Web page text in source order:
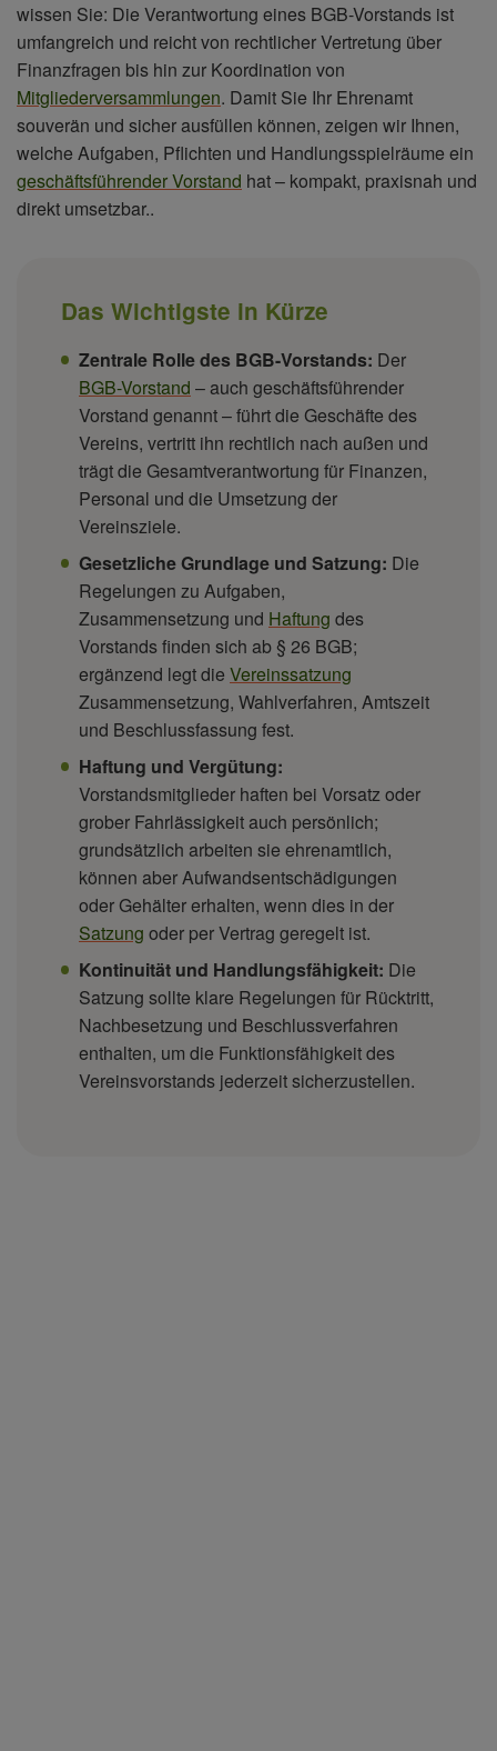
wissen Sie: Die Verantwortung eines BGB-Vorstands ist
umfangreich und reicht von rechtlicher Vertretung über
Finanzfragen bis hin zur Koordination von
Mitgliederversammlungen. Damit Sie Ihr Ehrenamt
souverän und sicher ausfüllen können, zeigen wir Ihnen,
welche Aufgaben, Pflichten und Handlungsspielräume ein
geschäftsführender Vorstand hat – kompakt, praxisnah und
direkt umsetzbar..
Das Wichtigste in Kürze
Zentrale Rolle des BGB-Vorstands: Der
BGB-Vorstand – auch geschäftsführender
Vorstand genannt – führt die Geschäfte des
Vereins, vertritt ihn rechtlich nach außen und
trägt die Gesamtverantwortung für Finanzen,
Personal und die Umsetzung der
Vereinsziele.
Gesetzliche Grundlage und Satzung: Die
Regelungen zu Aufgaben,
Zusammensetzung und Haftung des
Vorstands finden sich ab § 26 BGB;
ergänzend legt die Vereinssatzung
Zusammensetzung, Wahlverfahren, Amtszeit
und Beschlussfassung fest.
Haftung und Vergütung:
Vorstandsmitglieder haften bei Vorsatz oder
grober Fahrlässigkeit auch persönlich;
grundsätzlich arbeiten sie ehrenamtlich,
können aber Aufwandsentschädigungen
oder Gehälter erhalten, wenn dies in der
Satzung oder per Vertrag geregelt ist.
Kontinuität und Handlungsfähigkeit: Die
Satzung sollte klare Regelungen für Rücktritt,
Nachbesetzung und Beschlussverfahren
enthalten, um die Funktionsfähigkeit des
Vereinsvorstands jederzeit sicherzustellen.